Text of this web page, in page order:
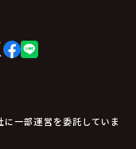
X
(Twitter)
Facebook
LINE
一部運営を委託していま